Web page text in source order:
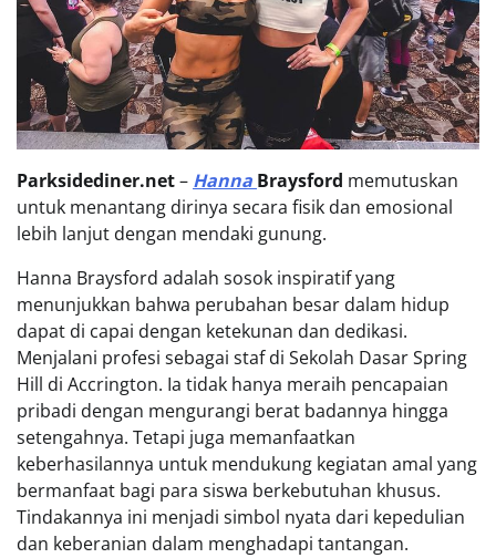
Parksidediner.net– Hanna Braysford memutuskan
untuk menantang dirinya secara fisik dan emosional
lebih lanjut dengan mendaki gunung.
Hanna Braysford adalah sosok inspiratif yang
menunjukkan bahwa perubahan besar dalam hidup
dapat di capai dengan ketekunan dan dedikasi.
Menjalani profesi sebagai staf di Sekolah Dasar Spring
Hill di Accrington. Ia tidak hanya meraih pencapaian
pribadi dengan mengurangi berat badannya hingga
setengahnya. Tetapi juga memanfaatkan
keberhasilannya untuk mendukung kegiatan amal yang
bermanfaat bagi para siswa berkebutuhan khusus.
Tindakannya ini menjadi simbol nyata dari kepedulian
dan keberanian dalam menghadapi tantangan.